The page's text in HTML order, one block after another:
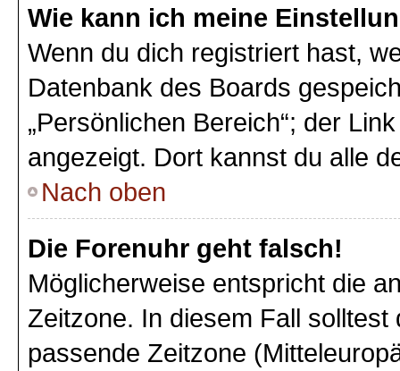
Wie kann ich meine
Wenn du dich registriert hast,
Datenbank des Boards
„Persönlichen Bereich“; der
angezeigt. Dort kannst du alle
Nach oben
Die Forenuhr geht falsch!
Möglicherweise entspricht die
Zeitzone. In diesem Fall solltest
passende Zeitzone